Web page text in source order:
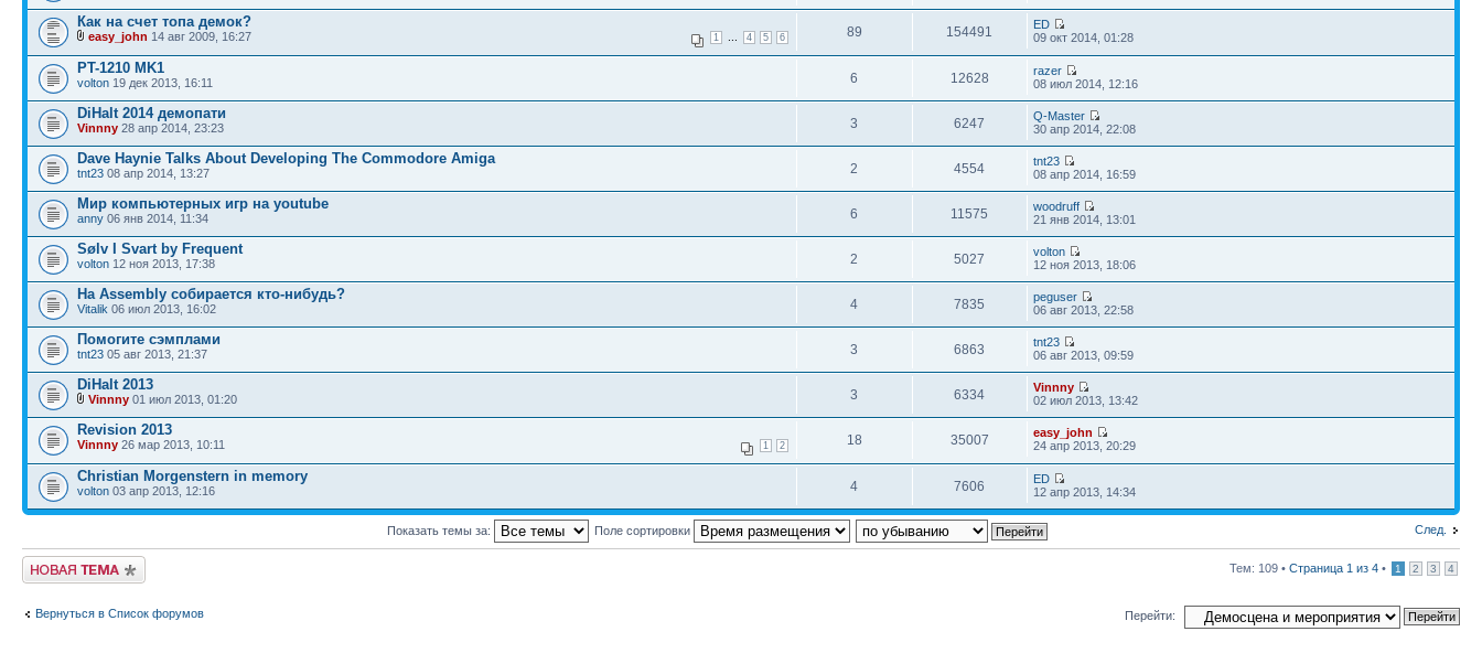
Как на счет топа демок?
1 4 5 6
easy_john 14 авг 2009, 16:27 89 154491
ED
09 окт 2014, 01:28
PT-1210 MK1
volton 19 дек 2013, 16:11 6 12628
razer
08 июл 2014, 12:16
DiHalt 2014 демопати
Vinnny 28 апр 2014, 23:23 3 6247
Q-Master
30 апр 2014, 22:08
Dave Haynie Talks About Developing The Commodore Amiga
tnt23 08 апр 2014, 13:27 2 4554
tnt23
08 апр 2014, 16:59
Мир компьютерных игр на youtube
anny 06 янв 2014, 11:34 6 11575
woodruff
21 янв 2014, 13:01
Sølv I Svart by Frequent
volton 12 ноя 2013, 17:38 2 5027
volton
12 ноя 2013, 18:06
На Assembly собирается кто-нибудь?
Vitalik 06 июл 2013, 16:02 4 7835
peguser
06 авг 2013, 22:58
Помогите сэмплами
tnt23 05 авг 2013, 21:37 3 6863
tnt23
06 авг 2013, 09:59
DiHalt 2013
Vinnny 01 июл 2013, 01:20 3 6334
Vinnny
02 июл 2013, 13:42
Revision 2013
1 2
Vinnny 26 мар 2013, 10:11 18 35007
easy_john
24 апр 2013, 20:29
Christian Morgenstern in memory
volton 03 апр 2013, 12:16 4 7606
ED
12 апр 2013, 14:34
След.
Показать темы за: Поле сортировки
Новая тема Тем: 109 • Страница 1 из 4 • 1 2 3 4
Вернуться в Список форумов Перейти: